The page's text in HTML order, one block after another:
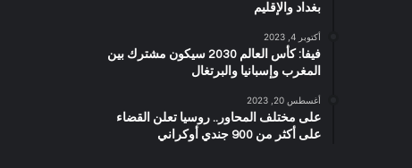
بغداد والإقليم
أكتوبر 4, 2023
فيفا: كأس العالم 2030 سيكون مشترك بين
المغرب وإسبانيا والبرتغال
أغسطس 20, 2023
على مختلف المحاور.. روسيا تعلن القضاء
على أكثر من 900 جندي أوكراني